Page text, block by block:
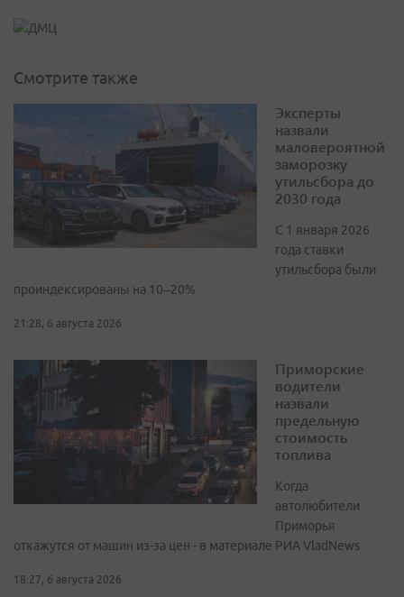
Смотрите также
Эксперты
назвали
маловероятной
заморозку
утильсбора до
2030 года
С 1 января 2026
года ставки
утильсбора были
проиндексированы на 10–20%
21:28, 6 августа 2026
Приморские
водители
назвали
предельную
стоимость
топлива
Когда
автолюбители
Приморья
откажутся от машин из-за цен - в материале РИА VladNews
18:27, 6 августа 2026